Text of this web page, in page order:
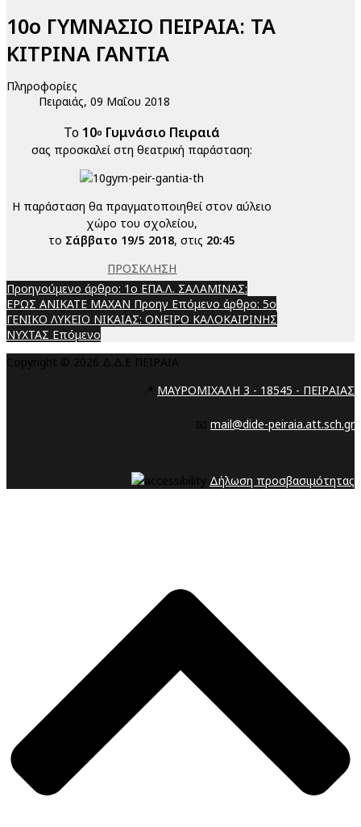
10ο ΓΥΜΝΑΣΙΟ ΠΕΙΡΑΙΑ: ΤΑ
ΚΙΤΡΙΝΑ ΓΑΝΤΙΑ
Πληροφορίες
Πειραιάς, 09 Μαΐου 2018
Το 10ο Γυμνάσιο Πειραιά
σας προσκαλεί στη θεατρική παράσταση:
Η παράσταση θα πραγματοποιηθεί στον αύλειο
χώρο του σχολείου,
το Σάββατο 19/5 2018, στις 20:45
ΠΡΟΣΚΛΗΣΗ
Προηγούμενο άρθρο: 1ο ΕΠΑ.Λ. ΣΑΛΑΜΙΝΑΣ:
ΕΡΩΣ ΑΝΙΚΑΤΕ ΜΑΧΑΝ Προηγ Επόμενο άρθρο: 5ο
ΓΕΝΙΚΟ ΛΥΚΕΙΟ ΝΙΚΑΙΑΣ: ΟΝΕΙΡΟ ΚΑΛΟΚΑΙΡΙΝΗΣ
ΝΥΧΤΑΣ Επόμενο
Copyright © 2026 Δ.Δ.Ε ΠΕΙΡΑΙΑ
📍 ΜΑΥΡΟΜΙΧΑΛΗ 3 - 18545 - ΠΕΙΡΑΙΑΣ
📧 mail@dide-peiraia.att.sch.gr
Δήλωση προσβασιμότητας